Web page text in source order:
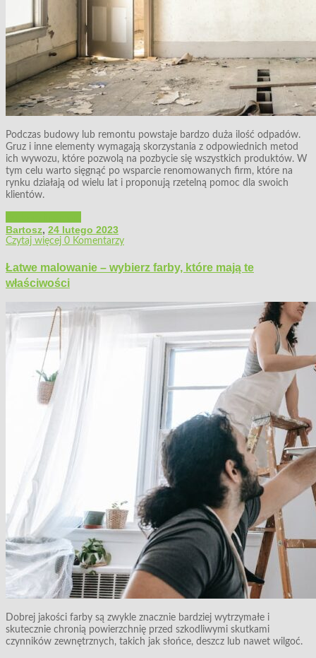
Podczas budowy lub remontu powstaje bardzo duża ilość odpadów.
Gruz i inne elementy wymagają skorzystania z odpowiednich metod
ich wywozu, które pozwolą na pozbycie się wszystkich produktów. W
tym celu warto sięgnąć po wsparcie renomowanych firm, które na
rynku działają od wielu lat i proponują rzetelną pomoc dla swoich
klientów.
Bartosz, 24 lutego 2023
Czytaj więcej 0 Komentarzy
Łatwe malowanie – wybierz farby, które mają te
właściwości
Dobrej jakości farby są zwykle znacznie bardziej wytrzymałe i
skutecznie chronią powierzchnię przed szkodliwymi skutkami
czynników zewnętrznych, takich jak słońce, deszcz lub nawet wilgoć.